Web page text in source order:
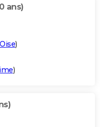
ans)
Oise)
)